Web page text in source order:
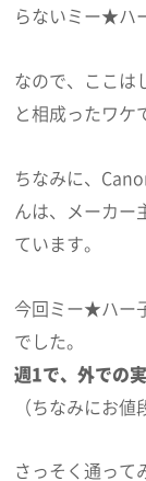
らないミー★ハ
なので、ここは
と相成ったワケ
ちなみに、
んは、メーカー
ています。
今回ミー★ハー
でした。
週1で、外での
（ちなみにお値
さっそく通って